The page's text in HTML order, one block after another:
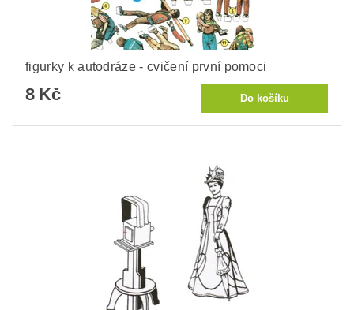
figurky k autodráze - cvičení první pomoci
8 Kč